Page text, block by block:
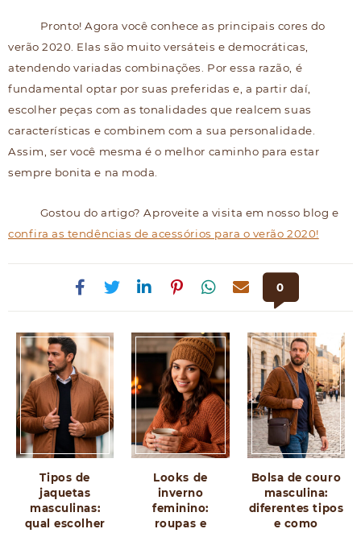
Pronto! Agora você conhece as principais cores do
verão 2020. Elas são muito versáteis e democráticas,
atendendo variadas combinações. Por essa razão, é
fundamental optar por suas preferidas e, a partir daí,
escolher peças com as tonalidades que realcem suas
características e combinem com a sua personalidade.
Assim, ser você mesma é o melhor caminho para estar
sempre bonita e na moda.
Gostou do artigo? Aproveite a visita em nosso blog e
confira as tendências de acessórios para o verão 2020!
0
Tipos de
jaquetas
masculinas:
qual escolher
Looks de
inverno
feminino:
roupas e
Bolsa de couro
masculina:
diferentes tipos
e como